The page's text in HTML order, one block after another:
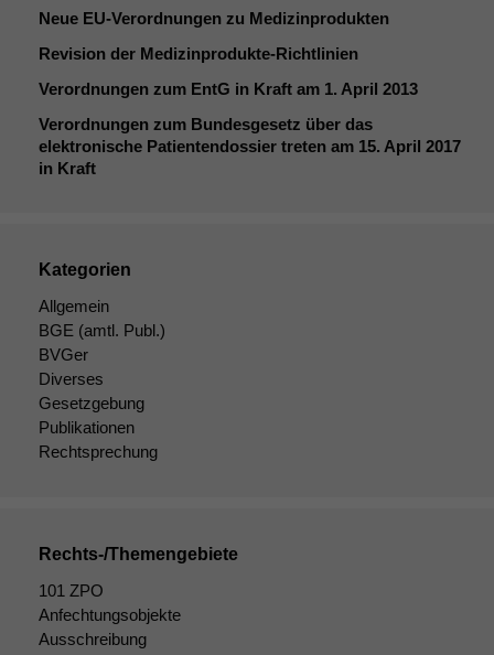
Neue EU-Verordnungen zu Medizinprodukten
Revision der Medizinprodukte-Richtlinien
Verordnungen zum EntG in Kraft am 1. April 2013
Verordnungen zum Bundesgesetz über das
elektronische Patientendossier treten am 15. April 2017
in Kraft
Kategorien
Allgemein
BGE (amtl. Publ.)
BVGer
Diverses
Gesetzgebung
Publikationen
Rechtsprechung
Rechts-/Themengebiete
101 ZPO
Anfechtungsobjekte
Ausschreibung